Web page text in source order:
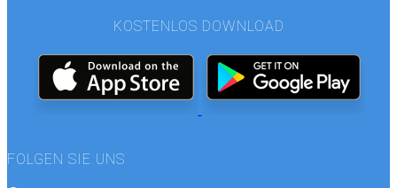
KOSTENLOS DOWNLOAD
FOLGEN SIE UNS